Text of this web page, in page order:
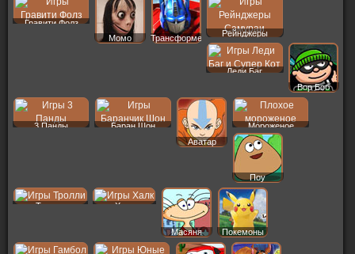
Гравити Фолз
Момо
Трансформеры
Рейнджеры
Леди Баг
Вор Боб
3 Панды
Баран Шон
Аватар
Мороженое
Поу
Тролли Халк
Масяня Покемоны